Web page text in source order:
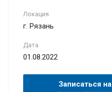
Локация
г. Рязань
Дата
01.08.2022
Записаться на